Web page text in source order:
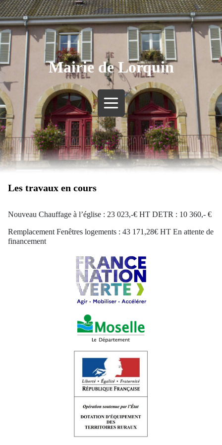
Mairie de Lorquin
Les travaux en cours
Nouveau Chauffage à l’église : 23 023,-€ HT DETR : 10 360,- €
Remplacement Fenêtres logements : 43 171,28€ HT En attente de
financement